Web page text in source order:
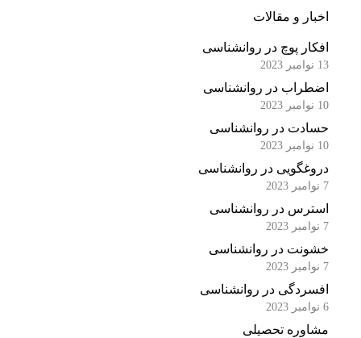
اخبار و مقالات
افکار پوچ در روانشناسی
اضطراب در روانشناسی
حسادت در روانشناسی
دروغگویی در روانشناسی
استرس در روانشناسی
خشونت در روانشناسی
افسردگی در روانشناسی
مشاوره تحصیلی